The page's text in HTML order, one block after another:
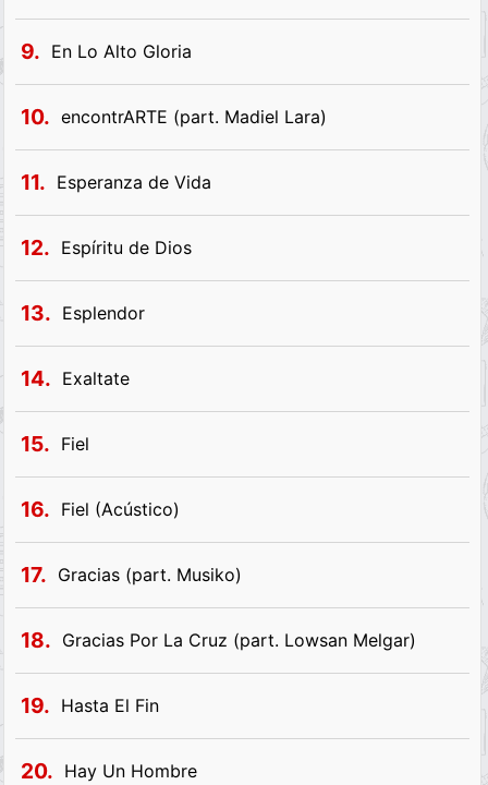
9. En Lo Alto Gloria
10. encontrARTE (part. Madiel Lara)
11. Esperanza de Vida
12. Espíritu de Dios
13. Esplendor
14. Exaltate
15. Fiel
16. Fiel (Acústico)
17. Gracias (part. Musiko)
18. Gracias Por La Cruz (part. Lowsan Melgar)
19. Hasta El Fin
20. Hay Un Hombre